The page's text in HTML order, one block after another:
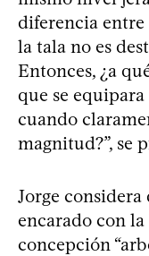
diferencia entre
la tala no es
Entonces, ¿a
que se
cuando
magnitud?”, se
Jorge
encarado con
concepción